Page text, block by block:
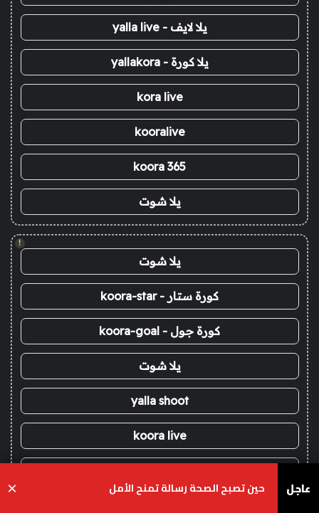
يلا لايف - yalla live
يلا كورة - yallakora
kora live
kooralive
koora 365
يلا شوت
!
يلا شوت
كورة ستار - koora-star
كورة جول - koora-goal
يلا شوت
yalla shoot
koora live
عاجل حين تصبح الصحة رسالة تمنح الأمل ×